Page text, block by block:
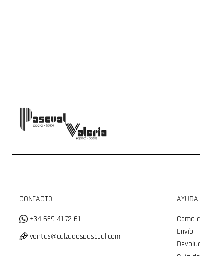
CONTACTO
+34 669 41 72 61
ventas@calzadospascual.com
AYUDA
Cómo
Envío